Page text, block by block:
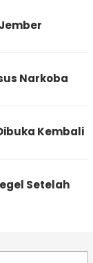
Narkoba
Kembali
Setelah